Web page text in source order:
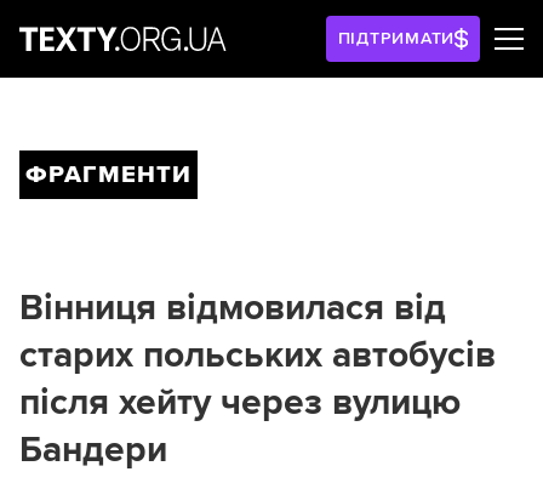
ПІДТРИМАТИ
ФРАГМЕНТИ
Вінниця відмовилася від
старих польських автобусів
після хейту через вулицю
Бандери